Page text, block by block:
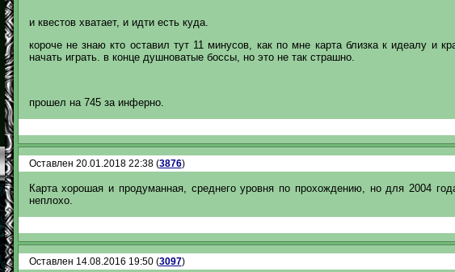
и квестов хватает, и идти есть куда.
короче не знаю кто оставил тут 11 минусов, как по мне карта близка к идеалу и
начать играть. в конце душноватые боссы, но это не так страшно.
прошел на 745 за инферно.
Оставлен 20.01.2018 22:38 (3876)
Карта хорошая и продуманная, среднего уровня по прохождению, но для 2004
неплохо.
Оставлен 14.08.2016 19:50 (3097)